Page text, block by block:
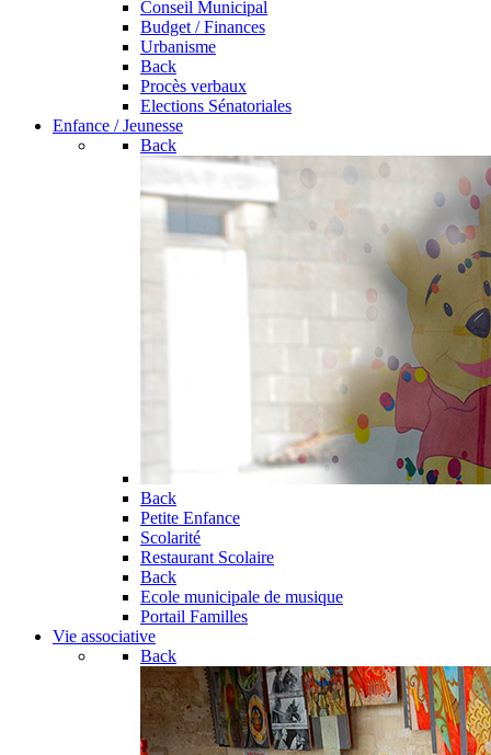
Conseil Municipal
Budget / Finances
Urbanisme
Back
Procès verbaux
Elections Sénatoriales
Enfance / Jeunesse
Back
Back
Petite Enfance
Scolarité
Restaurant Scolaire
Back
Ecole municipale de musique
Portail Familles
Vie associative
Back